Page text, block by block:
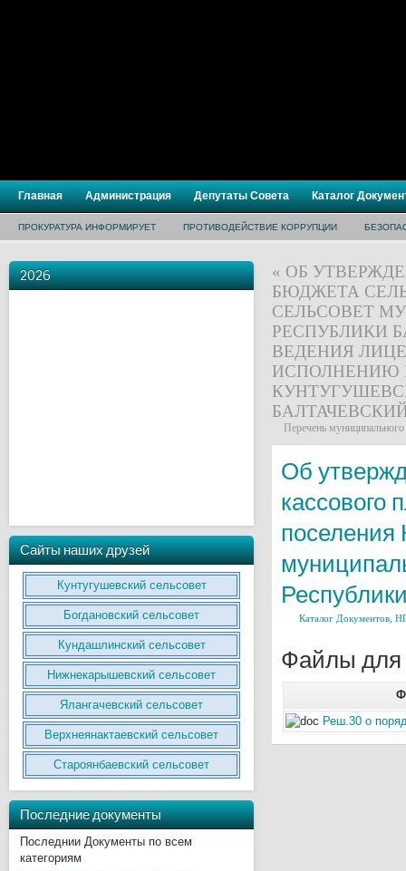
Главная Администрация Депутаты Совета Каталог
ПРОКУРАТУРА ИНФОРМИРУЕТ ПРОТИВОДЕЙСТВИЕ КОРРУПЦИИ
2026
Сайты наших друзей
Кунтугушевский сельсовет
Богдановский сельсовет
Кундашлинский сельсовет
Нижнекарышевский сельсовет
Ялангачевский сельсовет
Верхнеянактаевский сельсовет
Староянбаевский сельсовет
Последние документы
Последнии Документы по всем
категориям
« ОБ
БЮДЖЕТА
СЕЛЬСОВЕТ
РЕСПУБЛИКИ
ВЕДЕНИЯ
ИСПОЛНЕНИЮ
Перечень
Об
кассового
поселения
Каталог Документов,
Файлы для
Реш.30 о